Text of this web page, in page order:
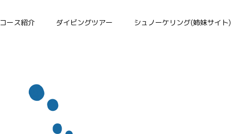
コース紹介 ダイビングツアー シュノーケリング(姉妹サイト)